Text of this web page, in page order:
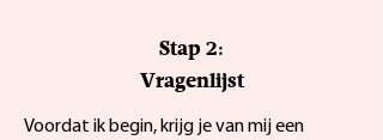
Stap 2:
Vragenlijst
Voordat ik begin, krijg je van mij een